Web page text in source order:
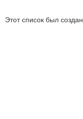
Этот список был создан